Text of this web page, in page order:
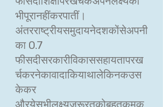
भीपूरानहींकरपातीं।
अंतरराष्ट्रीयसमुदायनेदशकोंसेअपनी
का 0.7
फीसदीसरकारीविकाससहायतापरख
र्चकरनेकावादाकियाथालेकिनकउस
केकर
औरयेसभीलक्ष्यजरूरतकोबहुतकमक